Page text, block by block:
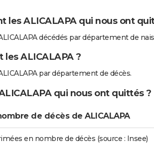
les ALICALAPA qui nous ont
décédés par département de
les ALICALAPA ?
par département de décès.
qui nous ont quittés ?
de décès de ALICALAPA
en nombre de décès (source : Insee)